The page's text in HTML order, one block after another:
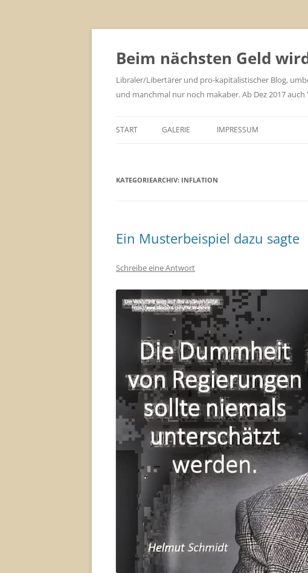
Zum
springen
Beim nächsten Geld
Libraler/Libertärer und pro-kapitalistischer Blog,
und manchmal nur noch makaber. Ab Dez 2017
START GALERIE IMPRESSUM
KATEGORIEARCHIV: INFLATION
Ein Musterbeispiel dazu sagte
Schreibe eine Antwort